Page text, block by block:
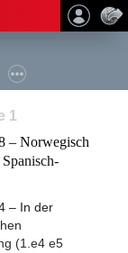
1
– Norwegisch
– In der
(1.e4 e5